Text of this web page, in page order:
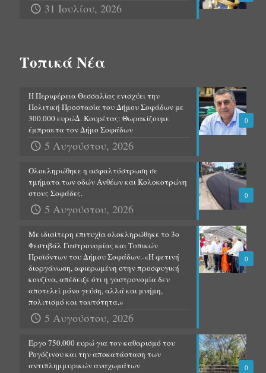
31 Ιουλίου, 2026
Τοπικά Νέα
0
Η Περιφέρεια Θεσσαλίας ενισχύει την
Πολιτική Προστασία του Δήμου Σοφάδων με
300.000 ευρώΔ. Κουρέτας: Θωρακίζουμε
έμπρακτα τον Δήμο Σοφάδων
5 Αυγούστου, 2026
0
Ολοκληρώθηκε η ασφαλτόστρωση σε
τμήματα των οδών Ανθέων και Κολοκοτρώνη
στους Σοφάδες.
5 Αυγούστου, 2026
0
Με ιδιαίτερη επιτυχία ολοκληρώθηκε το 3ο
Φεστιβάλ Γαστρονομίας και Τοπικών
Προϊόντων του Δήμου Σοφάδων.-«Η φετινή
διοργάνωση, αφιερωμένη στην προσφυγική
κουζίνα, απέδειξε ότι η γαστρονομία δεν
αποτελεί μόνο γεύση, αλλά και μνήμη,
πολιτισμό και ταυτότητα.»
5 Αυγούστου, 2026
0
Έργο 750.000 ευρώ για τον καθαρισμό του
Ρογόζινου και την αποκατάσταση των
αντιπλημμυρικών αναχωμάτων